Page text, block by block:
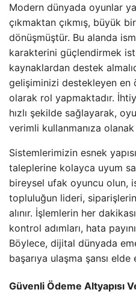
Modern dünyada oyunlar
çıkmaktan çıkmış, büyük
dönüşmüştür. Bu alanda
karakterini güçlendirmek
kaynaklardan destek
gelişiminizi destekleyen en
olarak rol yapmaktadır.
hızlı şekilde sağlayarak,
verimli kullanmanıza olanak
Sistemlerimizin esnek
taleplerine kolayca uyum
bireysel ufak oyuncu olun,
topluluğun lideri,
alınır. İşlemlerin her
kontrol adımları, hata
Böylece, dijital dünyada
başarıya ulaşma şansı elde
Güvenli Ödeme Altyapısı